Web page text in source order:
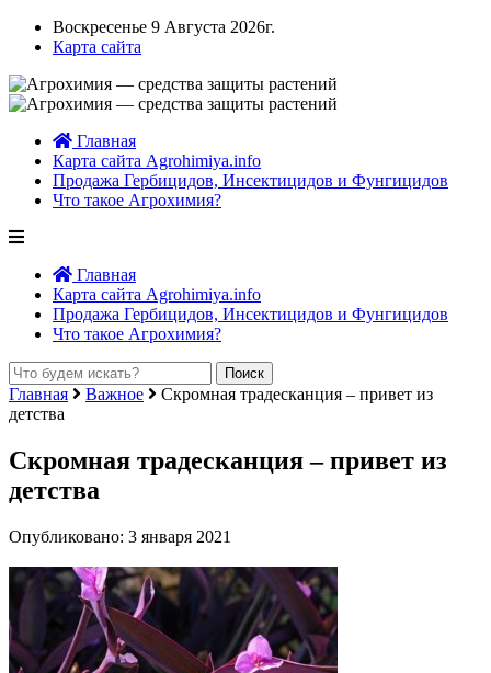
Воскресенье 9 Августа 2026г.
Карта сайта
Главная
Карта сайта Agrohimiya.info
Продажа Гербицидов, Инсектицидов и Фунгицидов
Что такое Агрохимия?
Главная
Карта сайта Agrohimiya.info
Продажа Гербицидов, Инсектицидов и Фунгицидов
Что такое Агрохимия?
Главная Важное
Скромная традесканция – привет из
детства
Скромная традесканция – привет из
детства
Опубликовано: 3 января 2021